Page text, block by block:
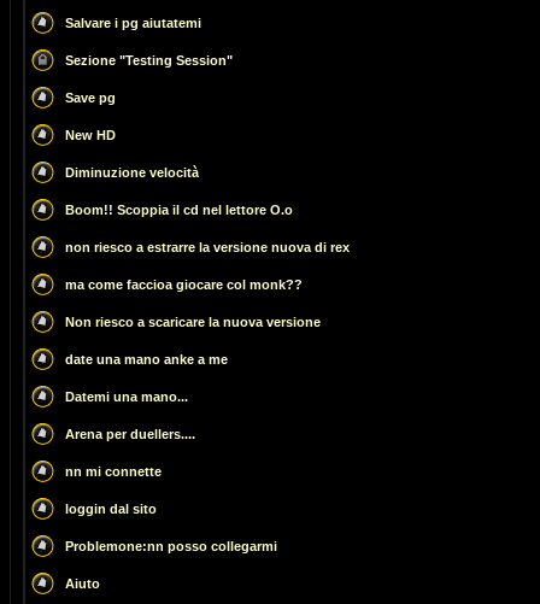
Salvare i pg aiutatemi
Sezione "Testing Session"
Save pg
New HD
Diminuzione velocità
Boom!! Scoppia il cd nel lettore O.o
non riesco a estrarre la versione nuova di rex
ma come faccioa giocare col monk??
Non riesco a scaricare la nuova versione
date una mano anke a me
Datemi una mano...
Arena per duellers....
nn mi connette
loggin dal sito
Problemone:nn posso collegarmi
Aiuto